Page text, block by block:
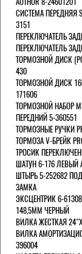
СИСТЕМА ПЕРЕДНЯЯ
3151
ПЕРЕКЛЮЧАТЕЛЬ
ПЕРЕКЛЮЧАТЕЛЬ
ТОРМОЗНОЙ ДИСК
430
ТОРМОЗНОЙ ДИСК
171606
ТОРМОЗНОЙ НАБОР
ПЕРЕДНИЙ 5-360551
ТОРМОЗНЫЕ РУЧКИ
ТОРМОЗА V-БРЕЙК
ТРОСИК
ШАТУН 6-176 ЛЕВЫЙ
ШТЫРЬ 5-252682
ЗАМКА
ЭКСЦЕНТРИК 6-
148,5ММ ЧЕРНЫЙ
ВИЛКА ЖЕСТКАЯ
ВИЛКА
396004